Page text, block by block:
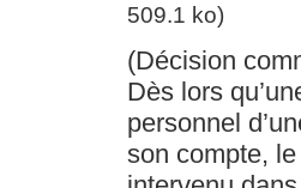
509.1 ko)
(Décision
Dès lors
personnel
son compte,